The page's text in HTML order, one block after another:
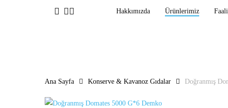
Hakkımızda Ürünlerimiz
facebooklinkedin
instagram
Ana Sayfa Konserve & Kavanoz Gıdalar Doğranmış